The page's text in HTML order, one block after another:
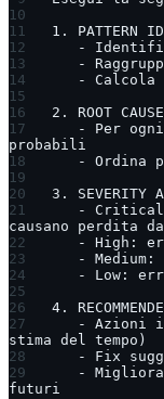
1. PATTERN
-
-
- Calcola
2. ROOT
- Per
probabili
- Ordina
3. SEVERITY
-
causano perdita
- High:
- Medium:
- Low:
4.
- Azioni
stima del tempo)
- Fix
-
futuri